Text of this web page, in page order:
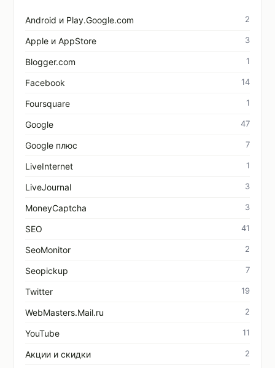
Android и Play.Google.com 2
Apple и AppStore 3
Blogger.com 1
Facebook 14
Foursquare 1
Google 47
Google плюс 7
LiveInternet 1
LiveJournal 3
MoneyCaptcha 3
SEO 41
SeoMonitor 2
Seopickup 7
Twitter 19
WebMasters.Mail.ru 2
YouTube 11
Акции и скидки 2